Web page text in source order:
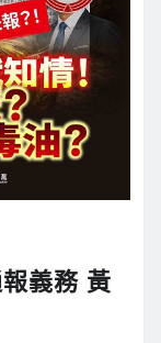
義務 黃